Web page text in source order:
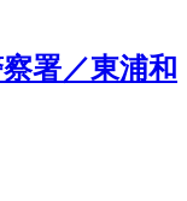
署／東浦和